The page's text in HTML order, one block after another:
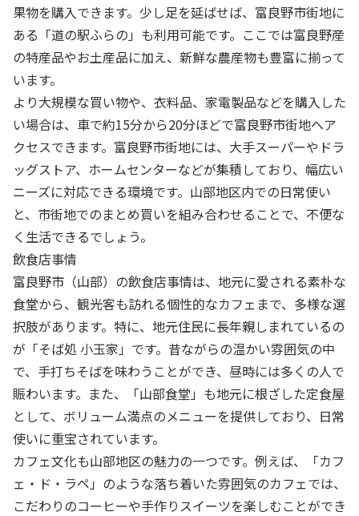
果物を購入できます。少し足を延ばせば、富良野市街地に
ある「道の駅ふらの」も利用可能です。ここでは富良野産
の特産品やお土産品に加え、新鮮な農産物も豊富に揃って
います。
より大規模な買い物や、衣料品、家電製品などを購入した
い場合は、車で約15分から20分ほどで富良野市街地へア
クセスできます。富良野市街地には、大手スーパーやドラ
ッグストア、ホームセンターなどが集積しており、幅広い
ニーズに対応できる環境です。山部地区内での日常使い
と、市街地でのまとめ買いを組み合わせることで、不便な
く生活できるでしょう。
飲食店事情
富良野市（山部）の飲食店事情は、地元に愛される素朴な
食堂から、観光客も訪れる個性的なカフェまで、多様な選
択肢があります。特に、地元住民に長年親しまれているの
が「そば処 小玉家」です。昔ながらの温かい雰囲気の中
で、手打ちそばを味わうことができ、昼時には多くの人で
賑わいます。また、「山部食堂」も地元に根ざした定食屋
として、ボリューム満点のメニューを提供しており、日常
使いに重宝されています。
カフェ文化も山部地区の魅力の一つです。例えば、「カフ
ェ・ド・ラペ」のような落ち着いた雰囲気のカフェでは、
こだわりのコーヒーや手作りスイーツを楽しむことができ